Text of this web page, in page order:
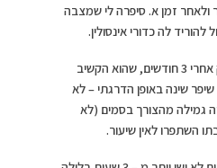
ולאחר זמן א. סיפרה לי שמצבה
לה כדורי אינסולין.
בקבוצה אחרת, גבר סיפר רק אחרי 3 חודשים, שהוא הקשיב
שינה באופן הדרגתי – לא
גמילה מהצורך בסמים (לא
השתפרו לאין שיעור.